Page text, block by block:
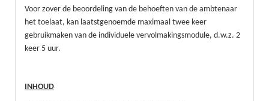
Voor zover de beoordeling van de behoeften van de ambtenaar
het toelaat, kan laatstgenoemde maximaal twee keer
gebruikmaken van de individuele vervolmakingsmodule, d.w.z. 2
keer 5 uur.
INHOUD